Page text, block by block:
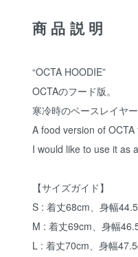
商品説明
“OCTA HOODIE”
OCTAのフード版。
寒冷時のベースレイヤ
A food version of
I would like to use it as
【サイズガイド】
S : 着丈68cm、身幅
M : 着丈69cm、身幅
L : 着丈70cm、身幅